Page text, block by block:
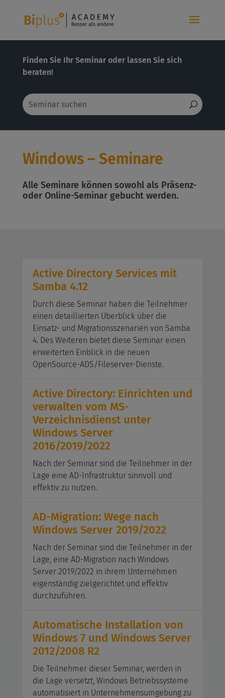
Finden Sie Ihr Seminar oder lassen Sie sich
beraten!
Windows – Seminare
Alle Seminare können sowohl als Präsenz-
oder Online-Seminar gebucht werden.
Active Directory Services mit
Samba 4.12
Durch diese Seminar haben die Teilnehmer
einen detaillierten Überblick über die
Einsatz- und Migrationsszenarien von Samba
4. Des Weiteren bietet diese Seminar einen
erweiterten Einblick in die neuen
OpenSource-ADS/Fileserver-Dienste.
Active Directory: Einrichten und
verwalten vom MS-
Verzeichnisdienst unter
Windows Server
2016/2019/2022
Nach der Seminar sind die Teilnehmer in der
Lage eine AD-Infrastruktur sinnvoll und
effektiv zu nutzen.
AD-Migration: Wege nach
Windows Server 2019/2022
Nach der Seminar sind die Teilnehmer in der
Lage, eine AD-Migration nach Windows
Server 2019/2022 in ihrem Unternehmen
eigenständig zielgerichtet und effektiv
durchzuführen.
Automatische Installation von
Windows 7 und Windows Server
2012/2008 R2
Die Teilnehmer dieser Seminar, werden in
die Lage versetzt, Windows Betriebssysteme
automatisiert in Unternehmensumgebung zu